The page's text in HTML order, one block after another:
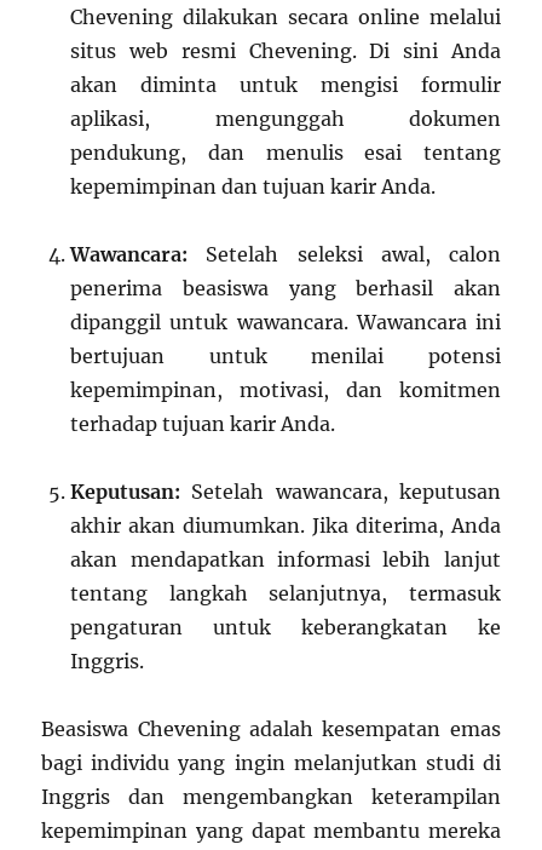
Chevening dilakukan secara online melalui
situs web resmi Chevening. Di sini Anda
akan diminta untuk mengisi formulir
aplikasi, mengunggah dokumen
pendukung, dan menulis esai tentang
kepemimpinan dan tujuan karir Anda.
Wawancara: Setelah seleksi awal, calon
penerima beasiswa yang berhasil akan
dipanggil untuk wawancara. Wawancara ini
bertujuan untuk menilai potensi
kepemimpinan, motivasi, dan komitmen
terhadap tujuan karir Anda.
Keputusan: Setelah wawancara, keputusan
akhir akan diumumkan. Jika diterima, Anda
akan mendapatkan informasi lebih lanjut
tentang langkah selanjutnya, termasuk
pengaturan untuk keberangkatan ke
Inggris.
Beasiswa Chevening adalah kesempatan emas
bagi individu yang ingin melanjutkan studi di
Inggris dan mengembangkan keterampilan
kepemimpinan yang dapat membantu mereka